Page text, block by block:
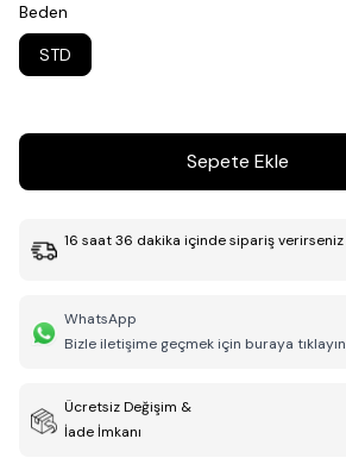
Beden
STD
Sepete Ekle
16 saat36 dakika içinde sipariş verirseniz
WhatsApp
Bizle iletişime geçmek için buraya tıklayın
Ücretsiz Değişim &
İade İmkanı